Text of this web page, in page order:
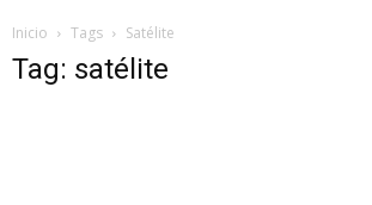
Inicio Tags Satélite
Tag: satélite